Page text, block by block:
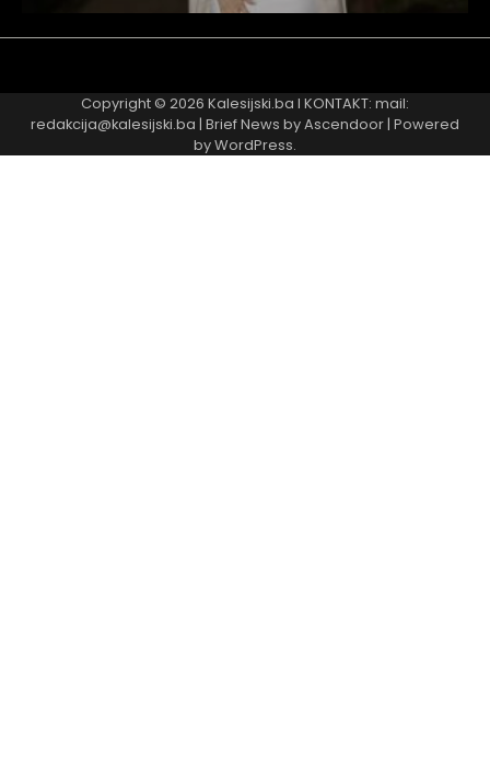
Copyright © 2026 Kalesijski.ba I KONTAKT: mail:
redakcija@kalesijski.ba | Brief News byAscendoor| Powered
byWordPress.